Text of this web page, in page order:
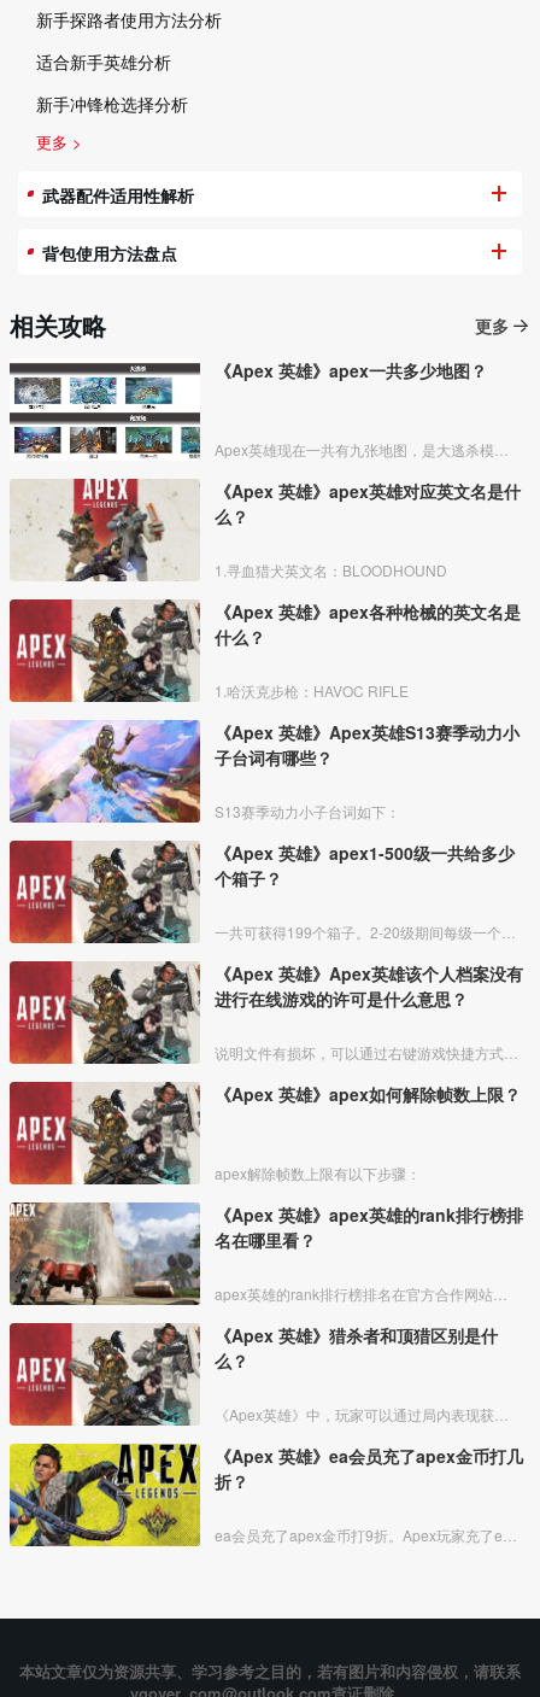
新手探路者使用方法分析
适合新手英雄分析
新手冲锋枪选择分析
更多 >
武器配件适用性解析
背包使用方法盘点
相关攻略
更多
《Apex 英雄》apex一共多少地图？
《Apex 英雄》apex英雄对应英文名是什
么？
1.寻血猎犬英文名：BLOODHOUND
《Apex 英雄》apex各种枪械的英文名是
什么？
1.哈沃克步枪：HAVOC RIFLE
《Apex 英雄》Apex英雄S13赛季动力小
子台词有哪些？
S13赛季动力小子台词如下：
《Apex 英雄》apex1-500级一共给多少
个箱子？
《Apex 英雄》Apex英雄该个人档案没有
进行在线游戏的许可是什么意思？
《Apex 英雄》apex如何解除帧数上限？
apex解除帧数上限有以下步骤：
《Apex 英雄》apex英雄的rank排行榜排
名在哪里看？
《Apex 英雄》猎杀者和顶猎区别是什
么？
《Apex 英雄》ea会员充了apex金币打几
折？
本站文章仅为资源共享、学习参考之目的，若有图片和内容侵权，请联系